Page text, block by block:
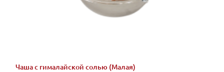
Чаша с гималайской солью (Малая)